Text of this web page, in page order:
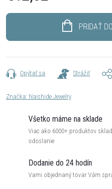
PRIDAŤ
Opýtať sa Strážiť
Značka: Naishide Jewelry
Všetko máme na sklade
Viac ako 6000+ produktov
odoslanie
Dodanie do 24 hodín
Vami objednaný tovar Vám